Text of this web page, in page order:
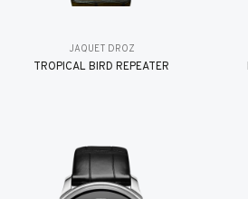
JAQUET DROZ
TROPICAL BIRD REPEATER